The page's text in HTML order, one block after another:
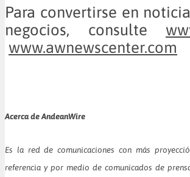
Para convertirse en
negocios, consulte
www.awnewscenter.com
Acerca de AndeanWire
Es la red de comunicaciones con más
referencia y por medio de comunicados de